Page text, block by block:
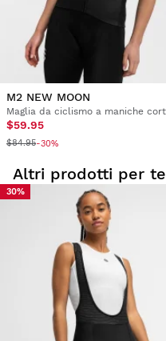
M2 NEW MOON
$59.95
$84.95-30%
Altri prodotti per te
30%